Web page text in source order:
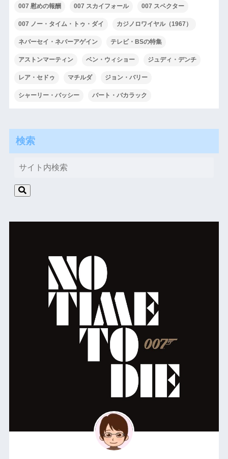
007 慰めの報酬 007 スカイフォール 007 スペクター
007 ノー・タイム・トゥ・ダイ カジノロワイヤル（1967）
ネバーセイ・ネバーアゲイン テレビ・BSの特集
アストンマーティン ベン・ウィショー ジュディ・デンチ
レア・セドゥ マチルダ ジョン・バリー
シャーリー・バッシー バート・バカラック
検索